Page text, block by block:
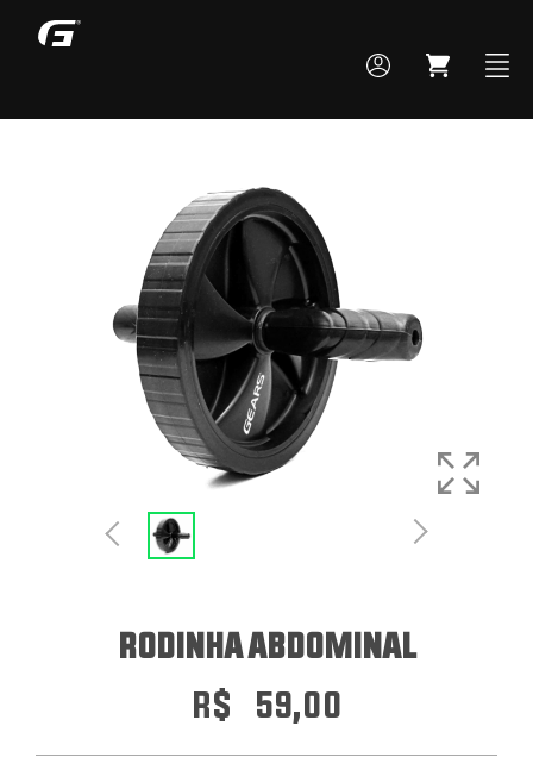
TODOS OS PRODUTOS
ACADEMIA
CROSS TRAINING
ERGÔMETROS
RODINHA ABDOMINAL
R$ 59,00